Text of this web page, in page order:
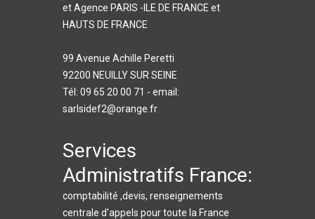
et Agence PARIS -ILE DE FRANCE et
HAUTS DE FRANCE
99 Avenue Achille Peretti
92200 NEUILLY SUR SEINE
Tél: 09 65 20 00 71 - email:
sarlsidef2@orange.fr
Services
Administratifs France:
comptabilité ,devis, renseignements
centrale d'appels pour toute la France